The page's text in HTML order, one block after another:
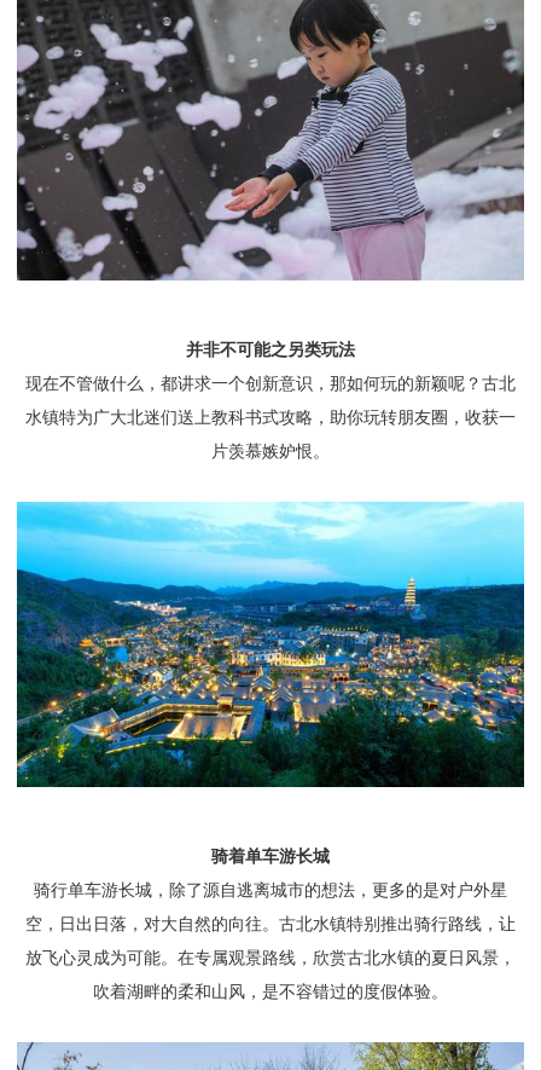
并非不可能之另类玩法
现在不管做什么，都讲求一个创新意识，那如何玩的新颖呢？古北
水镇特为广大北迷们送上教科书式攻略，助你玩转朋友圈，收获一
片羡慕嫉妒恨。
骑着单车游长城
骑行单车游长城，除了源自逃离城市的想法，更多的是对户外星
空，日出日落，对大自然的向往。古北水镇特别推出骑行路线，让
放飞心灵成为可能。在专属观景路线，欣赏古北水镇的夏日风景，
吹着湖畔的柔和山风，是不容错过的度假体验。